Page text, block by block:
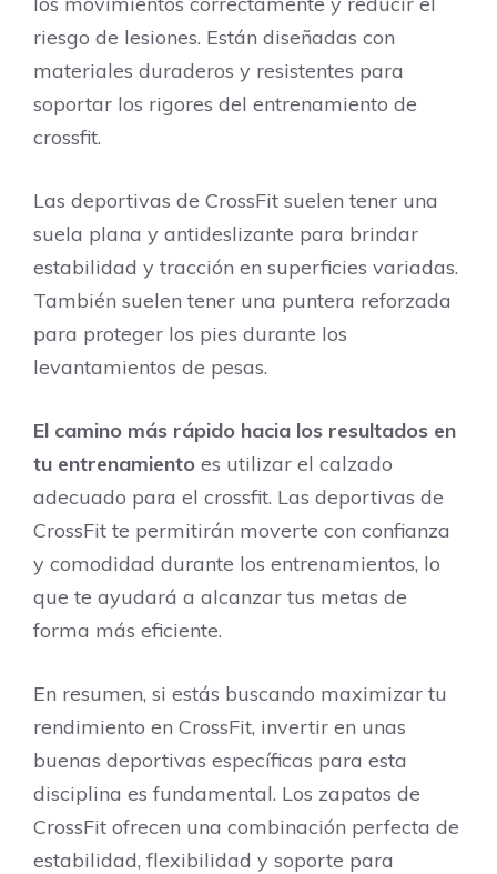
riesgo de lesiones. Están diseñadas con
materiales duraderos y resistentes para
soportar los rigores del entrenamiento de
crossfit.
Las deportivas de CrossFit suelen tener una
suela plana y antideslizante para brindar
estabilidad y tracción en superficies variadas.
También suelen tener una puntera reforzada
para proteger los pies durante los
levantamientos de pesas.
El camino más rápido hacia los resultados en
tu entrenamiento es utilizar el calzado
adecuado para el crossfit. Las deportivas de
CrossFit te permitirán moverte con confianza
y comodidad durante los entrenamientos, lo
que te ayudará a alcanzar tus metas de
forma más eficiente.
En resumen, si estás buscando maximizar tu
rendimiento en CrossFit, invertir en unas
buenas deportivas específicas para esta
disciplina es fundamental. Los zapatos de
CrossFit ofrecen una combinación perfecta de
estabilidad, flexibilidad y soporte para